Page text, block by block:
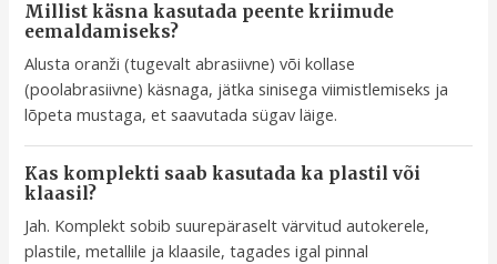
Millist käsna kasutada peente kriimude
eemaldamiseks?
Alusta oranži (tugevalt abrasiivne) või kollase
(poolabrasiivne) käsnaga, jätka sinisega viimistlemiseks ja
lõpeta mustaga, et saavutada sügav läige.
Kas komplekti saab kasutada ka plastil või
klaasil?
Jah. Komplekt sobib suurepäraselt värvitud autokerele,
plastile, metallile ja klaasile, tagades igal pinnal